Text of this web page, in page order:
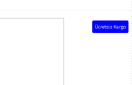
Ücretsiz Kargo